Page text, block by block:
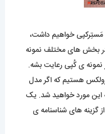
مَستِرکپی خواهیم داشت،
در بخش های مختلف نمونه
نمونه ی کُپی رعایت بشه.
هستیم که اگر مدل
این مورد خواهید شد. یک
های شناسنامه ی